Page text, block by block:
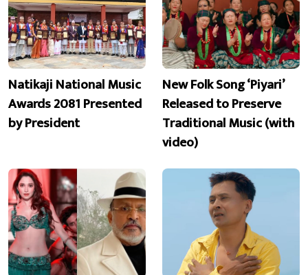
Natikaji National Music
Awards 2081 Presented
by President
New Folk Song ‘Piyari’
Released to Preserve
Traditional Music (with
video)